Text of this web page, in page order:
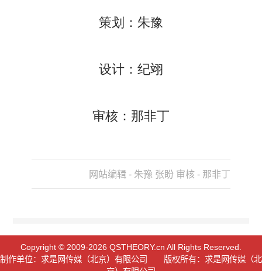
策划：朱豫
设计：纪翊
审核：那非丁
网站编辑 - 朱豫 张盼 审核 - 那非丁
Copyright © 2009-2026 QSTHEORY.cn All Rights Reserved.
制作单位：求是网传媒（北京）有限公司 版权所有：求是网传媒（北